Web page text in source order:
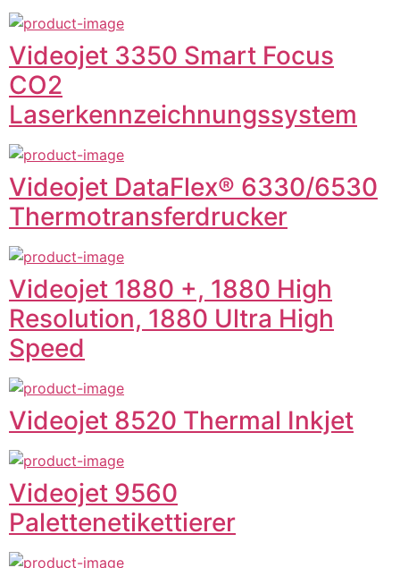
Videojet 3350 Smart Focus
CO2
Laserkennzeichnungssystem
Videojet DataFlex® 6330/6530
Thermotransferdrucker
Videojet 1880 +, 1880 High
Resolution, 1880 Ultra High
Speed
Videojet 8520 Thermal Inkjet
Videojet 9560
Palettenetikettierer